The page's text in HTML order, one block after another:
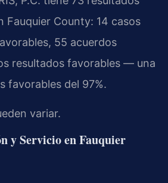
Fauquier County: 14 casos
55 acuerdos
resultados favorables — una
favorables del 97%.
variar.
y Servicio en Fauquier